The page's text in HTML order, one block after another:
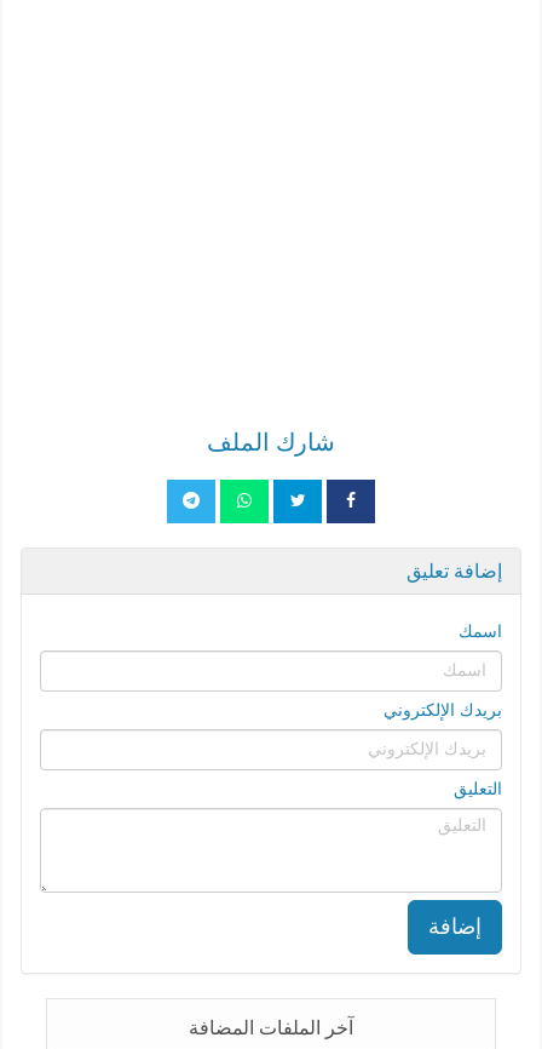
شارك الملف
إضافة تعليق
اسمك
بريدك الإلكتروني
التعليق
إضافة
آخر الملفات المضافة